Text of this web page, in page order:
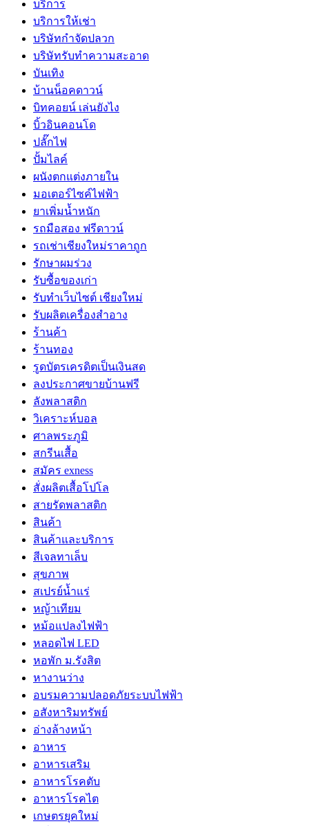
บริการ
บริการให้เช่า
บริษัทกำจัดปลวก
บริษัทรับทำความสะอาด
บันเทิง
บ้านน็อคดาวน์
บิทคอยน์ เล่นยังไง
บิ้วอินคอนโด
ปลั๊กไฟ
ปั้มไลค์
ผนังตกแต่งภายใน
มอเตอร์ไซค์ไฟฟ้า
ยาเพิ่มน้ำหนัก
รถมือสอง ฟรีดาวน์
รถเช่าเชียงใหม่ราคาถูก
รักษาผมร่วง
รับซื้อของเก่า
รับทำเว็บไซต์ เชียงใหม่
รับผลิตเครื่องสำอาง
ร้านค้า
ร้านทอง
รูดบัตรเครดิตเป็นเงินสด
ลงประกาศขายบ้านฟรี
ลังพลาสติก
วิเคราะห์บอล
ศาลพระภูมิ
สกรีนเสื้อ
สมัคร exness
สั่งผลิตเสื้อโปโล
สายรัดพลาสติก
สินค้า
สินค้าและบริการ
สีเจลทาเล็บ
สุขภาพ
สเปรย์น้ำแร่
หญ้าเทียม
หม้อแปลงไฟฟ้า
หลอดไฟ LED
หอพัก ม.รังสิต
หางานว่าง
อบรมความปลอดภัยระบบไฟฟ้า
อสังหาริมทรัพย์
อ่างล้างหน้า
อาหาร
อาหารเสริม
อาหารโรคตับ
อาหารโรคไต
เกษตรยุคใหม่